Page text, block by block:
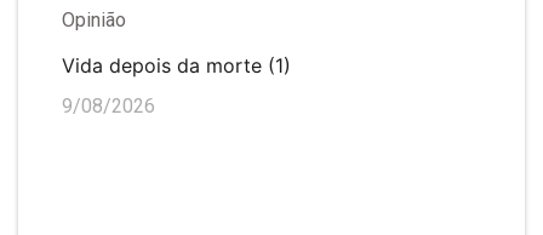
Opinião
Vida depois da morte (1)
9/08/2026